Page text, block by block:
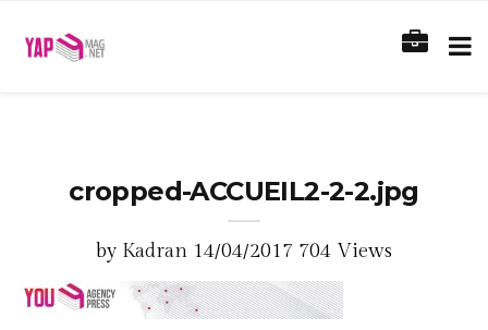
cropped-ACCUEIL2-2-2.jpg
by Kadran 14/04/2017 704 Views